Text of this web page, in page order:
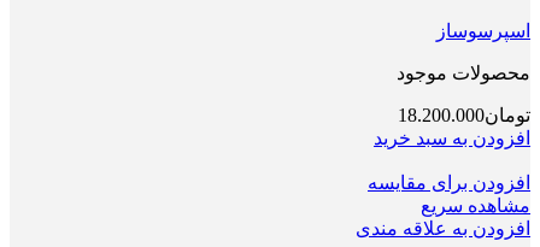
اسپرسوساز
محصولات موجود
تومان18.200.000
افزودن به سبد خرید
افزودن برای مقایسه
مشاهده سریع
افزودن به علاقه مندی